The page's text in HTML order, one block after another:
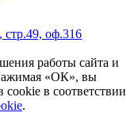
стр.49, оф.316
работы сайта и
«ОК», вы
cookie в соответствии
.